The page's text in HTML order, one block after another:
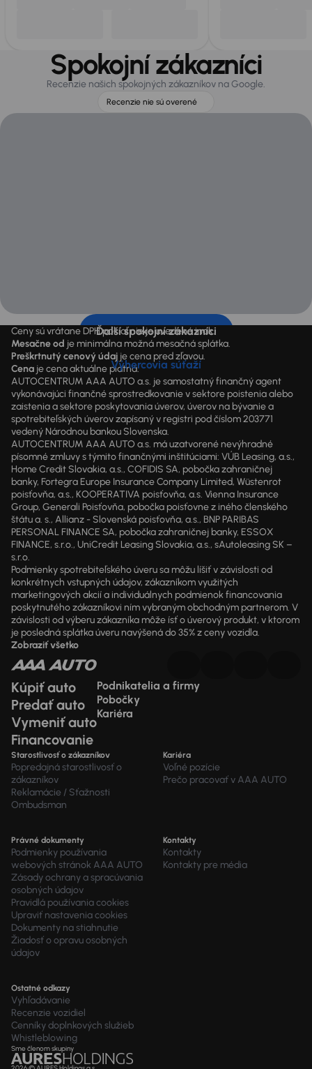
Spokojní zákazníci
Recenzie našich spokojných zákazníkov na Google.
Recenzie nie sú overené
Ďalší spokojní zákazníci
Výhercovia súťaží
Ceny sú vrátane DPH pokiaľ nie je uvedené inak.
Mesačne od je minimálna možná mesačná splátka.
Preškrtnutý cenový údaj je cena pred zľavou.
Cena je cena aktuálne platná.
AUTOCENTRUM AAA AUTO a.s. je samostatný finančný agent
vykonávajúci finančné sprostredkovanie v sektore poistenia alebo
zaistenia a sektore poskytovania úverov, úverov na bývanie a
spotrebiteľských úverov zapísaný v registri pod číslom 203771
vedený Národnou bankou Slovenska.
AUTOCENTRUM AAA AUTO a.s. má uzatvorené nevýhradné
písomné zmluvy s týmito finančnými inštitúciami: VÚB Leasing, a.s.,
Home Credit Slovakia, a.s., COFIDIS SA, pobočka zahraničnej
banky, Fortegra Europe Insurance Company Limited, Wüstenrot
poisťovňa, a.s., KOOPERATIVA poisťovňa, a.s. Vienna Insurance
Group, Generali Poisťovňa, pobočka poisťovne z iného členského
štátu a. s., Allianz - Slovenská poisťovňa, a.s., BNP PARIBAS
PERSONAL FINANCE SA, pobočka zahraničnej banky, ESSOX
FINANCE, s.r.o., UniCredit Leasing Slovakia, a.s., sAutoleasing SK –
s.r.o.
Podmienky spotrebiteľského úveru sa môžu líšiť v závislosti od
konkrétnych vstupných údajov, zákazníkom využitých
marketingových akcií a individuálnych podmienok financovania
poskytnutého zákazníkovi ním vybraným obchodným partnerom. V
závislosti od výberu zákazníka môže ísť o úverový produkt, v ktorom
je posledná splátka úveru navýšená do 35% z ceny vozidla.
Zobraziť všetko
Kúpiť auto
Predať auto
Vymeniť auto
Financovanie
Podnikatelia a firmy
Pobočky
Kariéra
Starostlivosť o zákazníkov
Popredajná starostlivosť o
zákazníkov
Reklamácie / Sťažnosti
Ombudsman
Kariéra
Voľné pozície
Prečo pracovať v AAA AUTO
Právné dokumenty
Podmienky používania
webových stránok AAA AUTO
Zásady ochrany a spracúvania
osobných údajov
Pravidlá používania cookies
Upraviť nastavenia cookies
Dokumenty na stiahnutie
Žiadosť o opravu osobných
údajov
Kontakty
Kontakty
Kontakty pre média
Ostatné odkazy
Vyhľadávanie
Recenzie vozidiel
Cenníky doplnkových služieb
Whistleblowing
Sme členom skupiny